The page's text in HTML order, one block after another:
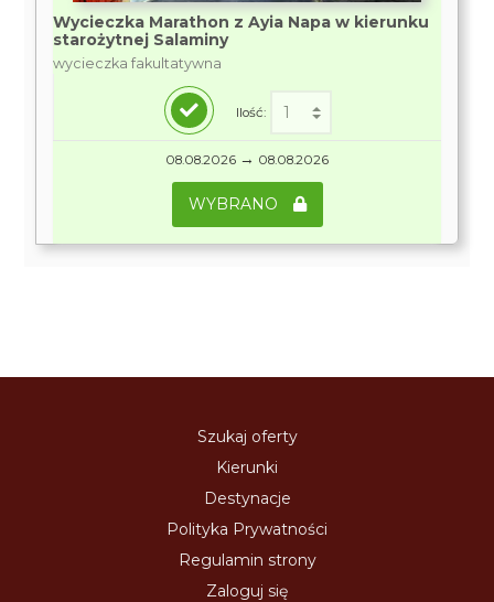
Wycieczka Marathon z Ayia Napa w kierunku
starożytnej Salaminy
wycieczka fakultatywna
Ilość:
08.08.2026 → 08.08.2026
WYBRANO
Szukaj oferty
Kierunki
Destynacje
Polityka Prywatności
Regulamin strony
Zaloguj się